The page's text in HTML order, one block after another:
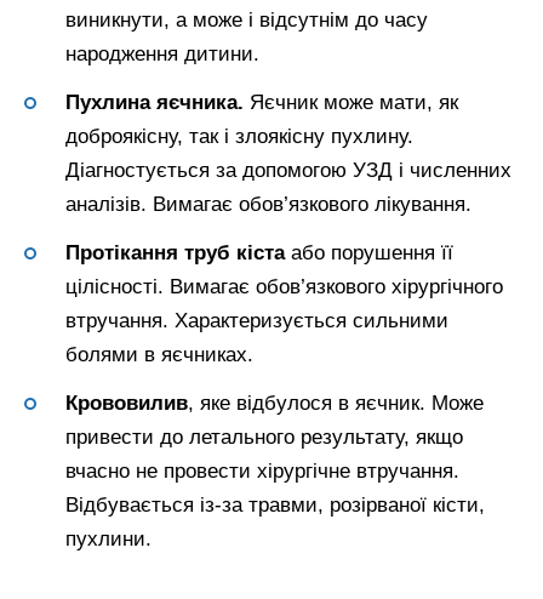
виникнути, а може і відсутнім до часу
народження дитини.
Пухлина яєчника. Яєчник може мати, як
доброякісну, так і злоякісну пухлину.
Діагностується за допомогою УЗД і численних
аналізів. Вимагає обов’язкового лікування.
Протікання труб кістаабо порушення її
цілісності. Вимагає обов’язкового хірургічного
втручання. Характеризується сильними
болями в яєчниках.
Крововилив, яке відбулося в яєчник. Може
привести до летального результату, якщо
вчасно не провести хірургічне втручання.
Відбувається із-за травми, розірваної кісти,
пухлини.